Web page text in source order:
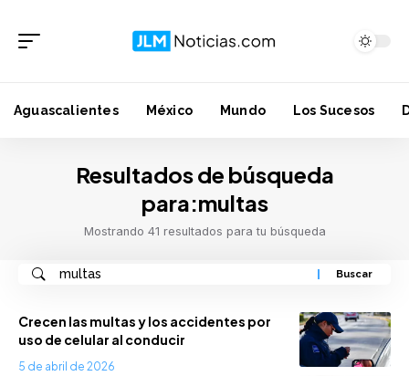
Aguascalientes México Mundo Los Sucesos
Resultados de búsqueda
para:multas
Mostrando 41 resultados para tu búsqueda
Crecen las multas y los accidentes por
uso de celular al conducir
5 de abril de 2026